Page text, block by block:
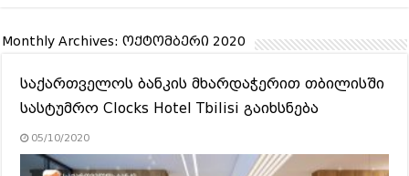
Monthly Archives:ოქტომბერი 2020
საქართველოს ბანკის მხარდაჭერით თბილისში
სასტუმრო Clocks Hotel Tbilisi გაიხსნება
05/10/2020